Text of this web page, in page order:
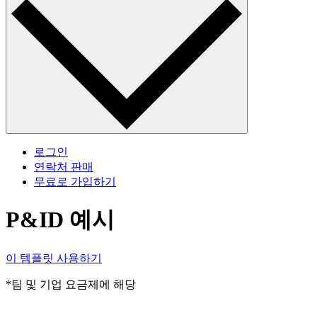
로그인
연락처 판매
무료로 가입하기
P&ID 예시
이 템플릿 사용하기
*팀 및 기업 요금제에 해당